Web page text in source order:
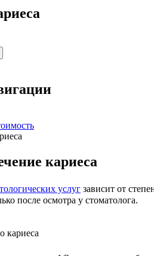
кариеса
услуг зависит от
после осмотра у стоматолога.
кариеса